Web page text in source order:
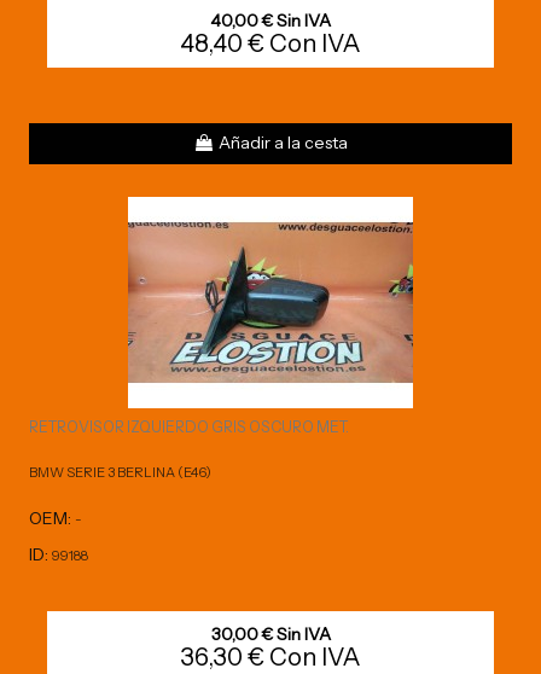
40,00 € Sin IVA
48,40 € Con IVA
Añadir a la cesta
RETROVISOR IZQUIERDO GRIS OSCURO MET.
BMW SERIE 3 BERLINA (E46)
OEM: -
ID: 99188
30,00 € Sin IVA
36,30 € Con IVA